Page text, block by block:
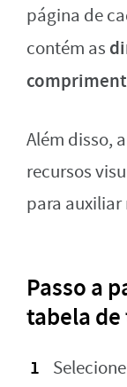
página de
contém as
Além disso, a
recursos
para auxiliar
Passo a
tabela